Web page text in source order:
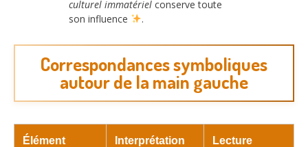
culturel immatériel conserve toute
son influence
.
Correspondances symboliques
autour de la main gauche
Élément
Interprétation
Lecture